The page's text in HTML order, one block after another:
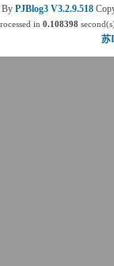
By PJBlog3 V3.2.9.518
in0.108398
苏